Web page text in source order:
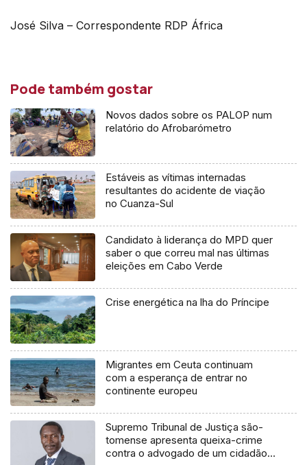
José Silva – Correspondente RDP África
Pode também gostar
Novos dados sobre os PALOP num
relatório do Afrobarómetro
Estáveis as vítimas internadas
resultantes do acidente de viação
no Cuanza-Sul
Candidato à liderança do MPD quer
saber o que correu mal nas últimas
eleições em Cabo Verde
Crise energética na lha do Príncipe
Migrantes em Ceuta continuam
com a esperança de entrar no
continente europeu
Supremo Tribunal de Justiça são-
tomense apresenta queixa-crime
contra o advogado de um cidadão